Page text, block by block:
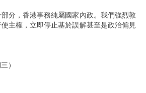
，香港事務純屬國家內政。我們強烈敦
主權，立即停止基於誤解甚至是政治偏見
）